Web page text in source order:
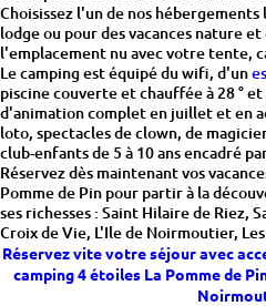
Choisissez l'un de nos
lodge ou pour des vacances nature
l'emplacement nu avec votre tente,
Le camping est équipé du wifi, d'un
piscine couverte et chauffée à 28 °
d'animation complet en juillet et en
loto, spectacles de clown, de
club-enfants de 5 à 10 ans encadré
Réservez dès maintenant vos
Pomme de Pin pour partir à la
ses richesses : Saint Hilaire de Riez,
Croix de Vie, L'Ile de Noirmoutier,
Réservez vite votre séjour avec
camping 4 étoiles La Pomme de